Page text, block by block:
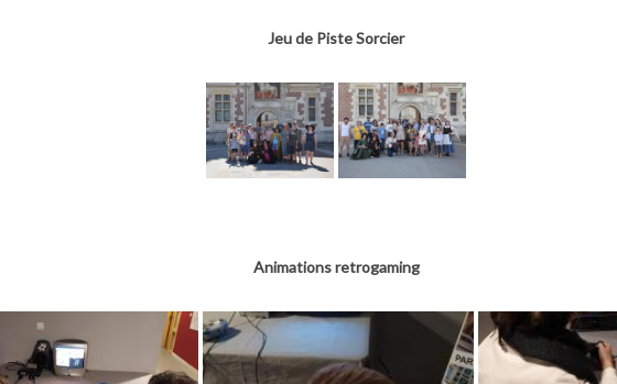
Jeu de Piste Sorcier
Animations retrogaming